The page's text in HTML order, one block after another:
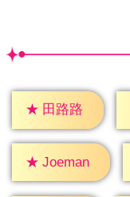
★ 田路路
★ Joeman